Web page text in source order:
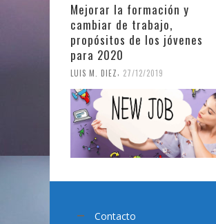
Mejorar la formación y
cambiar de trabajo,
propósitos de los jóvenes
para 2020
LUIS M. DIEZ, 27/12/2019
Contacto